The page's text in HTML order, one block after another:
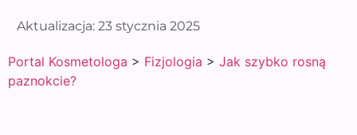
Aktualizacja: 23 stycznia 2025
Portal Kosmetologa > Fizjologia > Jak szybko rosną
paznokcie?